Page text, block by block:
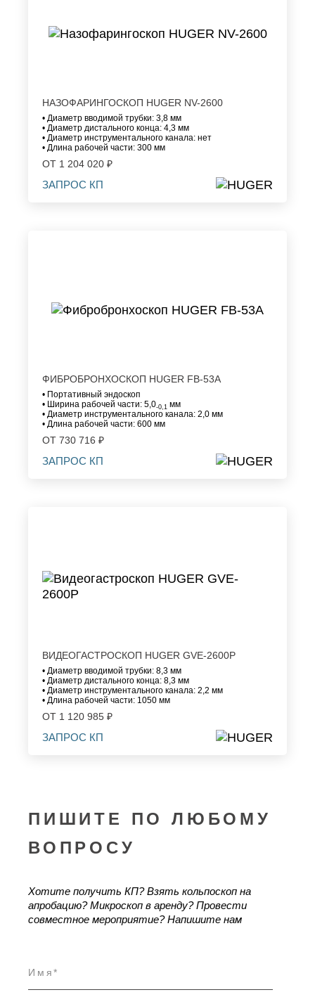
НАЗОФАРИНГОСКОП HUGER NV-2600
• Диаметр вводимой трубки: 3,8 мм
• Диаметр дистального конца: 4,3 мм
• Диаметр инструментального канала: нет
• Длина рабочей части: 300 мм
ОТ 1 204 020 ₽
ЗАПРОС КП
ФИБРОБРОНХОСКОП HUGER FB-53A
• Портативный эндоскоп
• Ширина рабочей части: 5,0-0,1 мм
• Диаметр инструментального канала: 2,0 мм
• Длина рабочей части: 600 мм
ОТ 730 716 ₽
ЗАПРОС КП
ВИДЕОГАСТРОСКОП HUGER GVE-2600P
• Диаметр вводимой трубки: 8,3 мм
• Диаметр дистального конца: 8,3 мм
• Диаметр инструментального канала: 2,2 мм
• Длина рабочей части: 1050 мм
ОТ 1 120 985 ₽
ЗАПРОС КП
ПИШИТЕ ПО ЛЮБОМУ
ВОПРОСУ
Хотите получить КП? Взять кольпоскоп на
апробацию?Микроскоп в аренду?Провести
совместное мероприятие?Напишите нам